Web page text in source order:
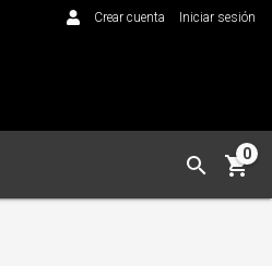
Crear cuenta Iniciar sesión
0